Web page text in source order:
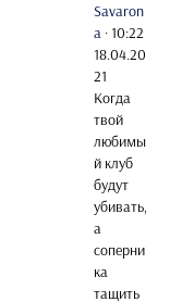
Savaron
a ·10:22
18.04.20
21
Когда
твой
любимы
й клуб
будут
убивать,
а
соперни
ка
тащить